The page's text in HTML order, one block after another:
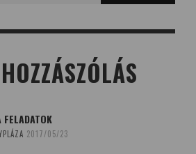
FELADATOK
2017/05/23